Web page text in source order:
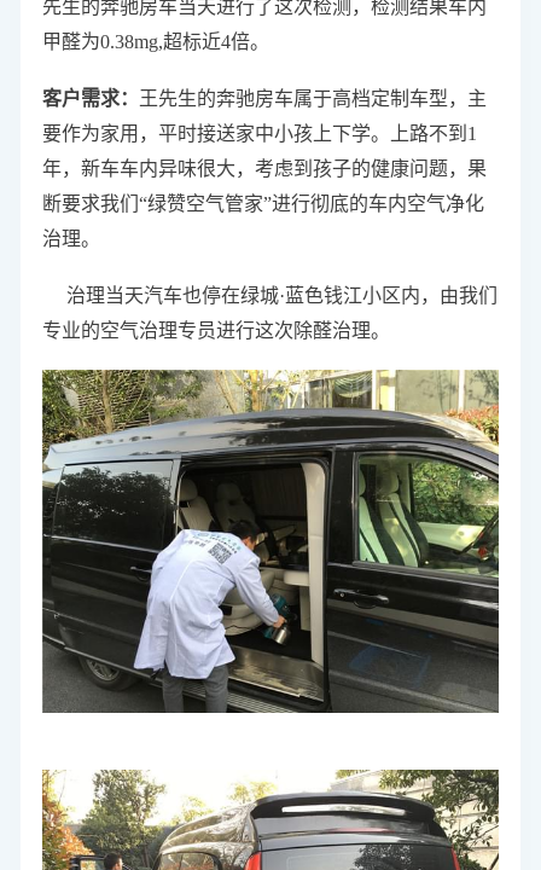
先生的奔驰房车当天进行了这次检测，检测结果车内
甲醛为0.38mg,超标近4倍。
客户需求： 王先生的奔驰房车属于高档定制车型，主
要作为家用 ，平时接送家中小孩上下学。上路不到1
年，新车车内异味很大，考虑到孩子的健康问题，果
断要求我们 “绿赞空气管家”进行彻底的车内空气净化
治理。
治理当天汽车也停在绿城·蓝色钱江小区内，由我们
专业的空气治理专员进行这次除醛治理。